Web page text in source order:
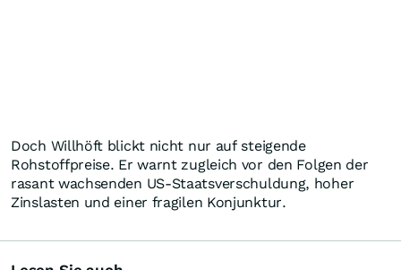
Doch Willhöft blickt nicht nur auf steigende
Rohstoffpreise. Er warnt zugleich vor den Folgen der
rasant wachsenden US-Staatsverschuldung, hoher
Zinslasten und einer fragilen Konjunktur.